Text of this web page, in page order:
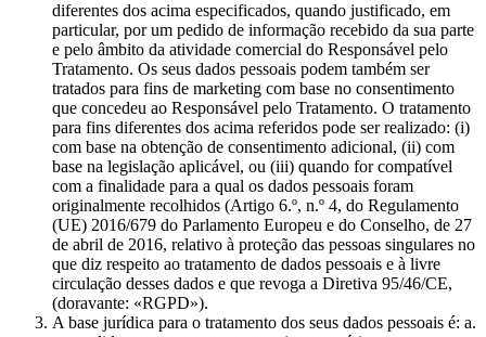
diferentes dos acima especificados, quando justificado, em
particular, por um pedido de informação recebido da sua parte
e pelo âmbito da atividade comercial do Responsável pelo
Tratamento. Os seus dados pessoais podem também ser
tratados para fins de marketing com base no consentimento
que concedeu ao Responsável pelo Tratamento. O tratamento
para fins diferentes dos acima referidos pode ser realizado: (i)
com base na obtenção de consentimento adicional, (ii) com
base na legislação aplicável, ou (iii) quando for compatível
com a finalidade para a qual os dados pessoais foram
originalmente recolhidos (Artigo 6.º, n.º 4, do Regulamento
(UE) 2016/679 do Parlamento Europeu e do Conselho, de 27
de abril de 2016, relativo à proteção das pessoas singulares no
que diz respeito ao tratamento de dados pessoais e à livre
circulação desses dados e que revoga a Diretiva 95/46/CE,
(doravante: «RGPD»).
A base jurídica para o tratamento dos seus dados pessoais é: a.